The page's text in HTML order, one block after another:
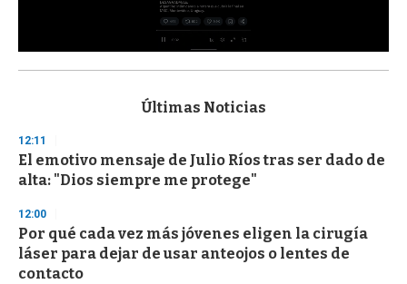
s
d
s
o
f
3
s
e
c
o
Últimas Noticias
12:11
El emotivo mensaje de Julio Ríos tras ser dado de
alta: "Dios siempre me protege"
12:00
Por qué cada vez más jóvenes eligen la cirugía
láser para dejar de usar anteojos o lentes de
contacto